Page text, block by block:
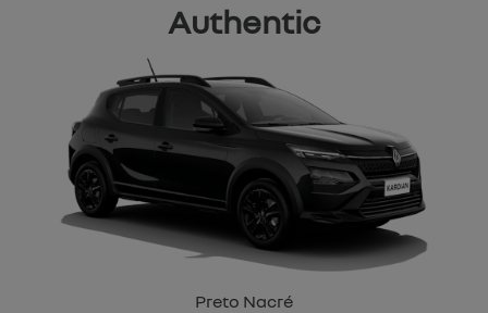
Authentic
Preto Nacré